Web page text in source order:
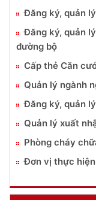
Đăng ký, quản
Đăng ký, quản
đường bộ
Cấp thẻ Căn
Quản lý ngành
Đăng ký, quản
Quản lý xuất
Phòng cháy
Đơn vị thực hiện